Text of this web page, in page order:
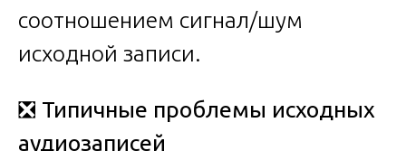
соотношением сигнал/шум
исходной записи.
❎ Типичные проблемы исходных
аудиозаписей